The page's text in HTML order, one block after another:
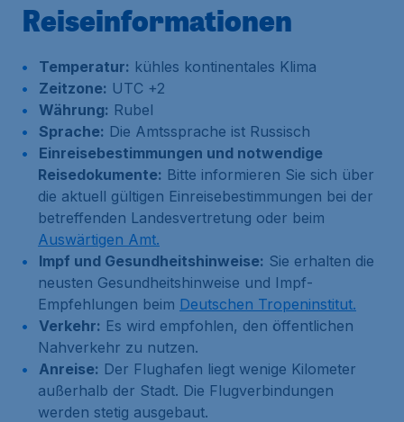
Reiseinformationen
Temperatur: kühles kontinentales Klima
Zeitzone: UTC +2
Währung: Rubel
Sprache: Die Amtssprache ist Russisch
Einreisebestimmungen und notwendige
Reisedokumente: Bitte informieren Sie sich über
die aktuell gültigen Einreisebestimmungen bei der
betreffenden Landesvertretung oder beim
Auswärtigen Amt.
Impf und Gesundheitshinweise: Sie erhalten die
neusten Gesundheitshinweise und Impf-
Empfehlungen beim Deutschen Tropeninstitut.
Verkehr: Es wird empfohlen, den öffentlichen
Nahverkehr zu nutzen.
Anreise: Der Flughafen liegt wenige Kilometer
außerhalb der Stadt. Die Flugverbindungen
werden stetig ausgebaut.